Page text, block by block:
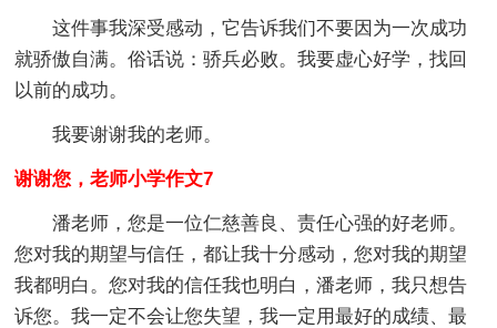
这件事我深受感动，它告诉我们不要因为一次成功
就骄傲自满。俗话说：骄兵必败。我要虚心好学，找回
以前的成功。
我要谢谢我的老师。
谢谢您，老师小学作文7
潘老师，您是一位仁慈善良、责任心强的好老师。
您对我的期望与信任，都让我十分感动，您对我的期望
我都明白。您对我的信任我也明白，潘老师，我只想告
诉您。我一定不会让您失望，我一定用最好的成绩、最